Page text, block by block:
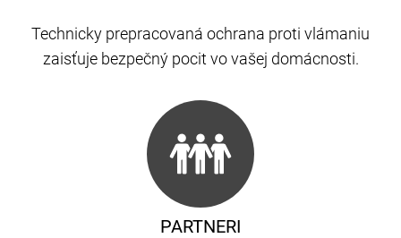
PARTNERI
Technicky prepracovaná ochrana proti vlámaniu
zaisťuje bezpečný pocit vo vašej domácnosti.